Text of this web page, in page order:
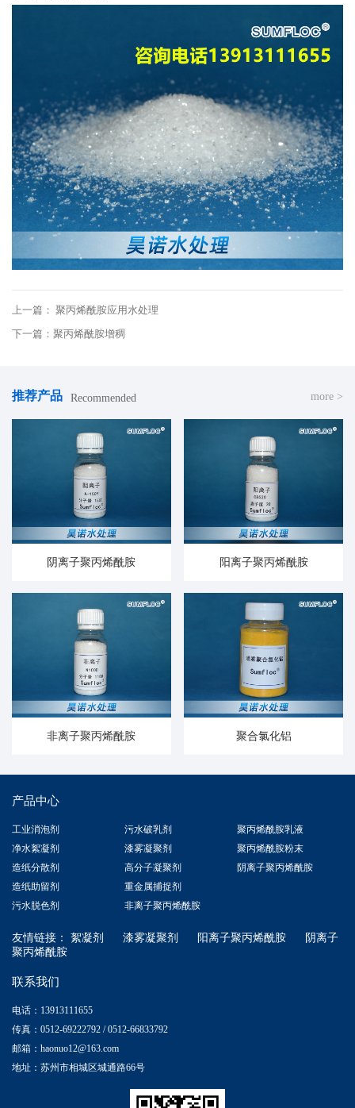
上一篇： 聚丙烯酰胺应用水处理
下一篇：聚丙烯酰胺增稠
推荐产品 Recommended more >
阴离子聚丙烯酰胺 阳离子聚丙烯酰胺
非离子聚丙烯酰胺 聚合氯化铝
产品中心
工业消泡剂
净水絮凝剂
造纸分散剂
造纸助留剂
污水脱色剂
污水破乳剂
漆雾凝聚剂
高分子凝聚剂
重金属捕捉剂
非离子聚丙烯酰胺
聚丙烯酰胺乳液
聚丙烯酰胺粉末
阴离子聚丙烯酰胺
友情链接： 絮凝剂 漆雾凝聚剂 阳离子聚丙烯酰胺
阴离子
聚丙烯酰胺
联系我们
电话：13913111655
传真：0512-69222792 / 0512-66833792
邮箱：haonuo12@163.com
地址：苏州市相城区城通路66号